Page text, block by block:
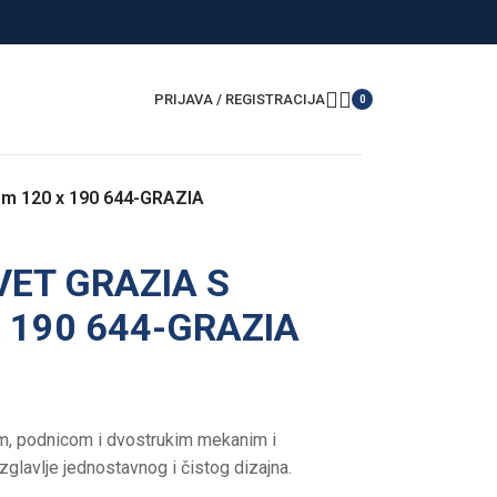
PRIJAVA / REGISTRACIJA 0
120 x 190 644-GRAZIA
GRAZIA S
190 644-GRAZIA
podnicom i dvostrukim mekanim i
jednostavnog i čistog dizajna.